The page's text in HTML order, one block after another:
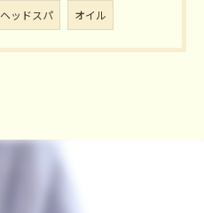
ヘッドスパ オイル